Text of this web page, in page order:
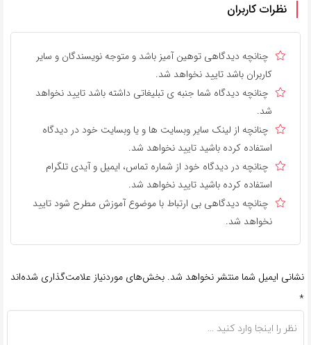
نظرات کاربران
چنانچه دیدگاهی توهین آمیز باشد و متوجه نویسندگان و سایر
کاربران باشد تایید نخواهد شد.
چنانچه دیدگاه شما جنبه ی تبلیغاتی داشته باشد تایید نخواهد
شد.
چنانچه از لینک سایر وبسایت ها و یا وبسایت خود در دیدگاه
استفاده کرده باشید تایید نخواهد شد.
چنانچه در دیدگاه خود از شماره تماس، ایمیل و آیدی تلگرام
استفاده کرده باشید تایید نخواهد شد.
چنانچه دیدگاهی بی ارتباط با موضوع آموزش مطرح شود تایید
نخواهد شد.
نشانی ایمیل شما منتشر نخواهد شد. بخش‌های موردنیاز علامت‌گذاری شده‌اند
*